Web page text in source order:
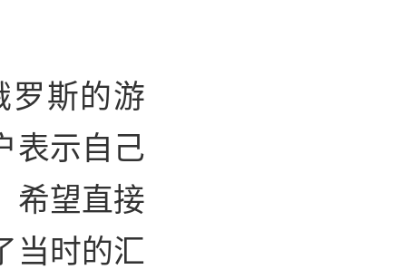
罗斯的游
表示自己
希望直接
当时的汇